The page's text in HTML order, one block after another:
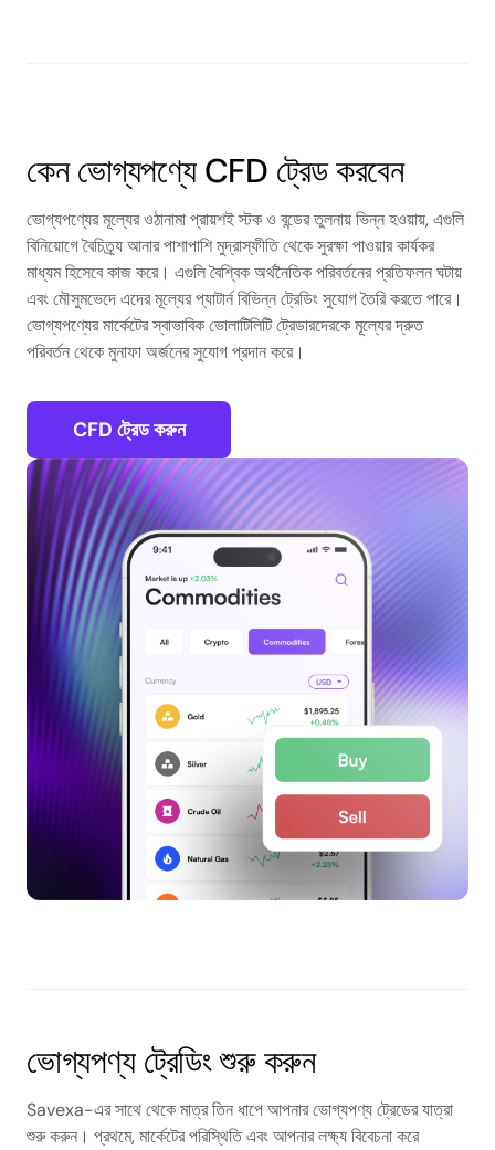
কেন ভোগ্যপণ্যে CFD ট্রেড করবেন
ভোগ্যপণ্যের মূল্যের ওঠানামা প্রায়শই স্টক ও বন্ডের তুলনায় ভিন্ন হওয়ায়, এগুলি
বিনিয়োগে বৈচিত্র্য আনার পাশাপাশি মুদ্রাস্ফীতি থেকে সুরক্ষা পাওয়ার কার্যকর
মাধ্যম হিসেবে কাজ করে। এগুলি বৈশ্বিক অর্থনৈতিক পরিবর্তনের প্রতিফলন ঘটায়
এবং মৌসুমভেদে এদের মূল্যের প্যাটার্ন বিভিন্ন ট্রেডিং সুযোগ তৈরি করতে পারে।
ভোগ্যপণ্যের মার্কেটের স্বাভাবিক ভোলাটিলিটি ট্রেডারদেরকে মূল্যের দ্রুত
পরিবর্তন থেকে মুনাফা অর্জনের সুযোগ প্রদান করে।
CFD ট্রেড করুন
ভোগ্যপণ্য ট্রেডিং শুরু করুন
Savexa-এর সাথে থেকে মাত্র তিন ধাপে আপনার ভোগ্যপণ্য ট্রেডের যাত্রা
শুরু করুন। প্রথমে, মার্কেটের পরিস্থিতি এবং আপনার লক্ষ্য বিবেচনা করে